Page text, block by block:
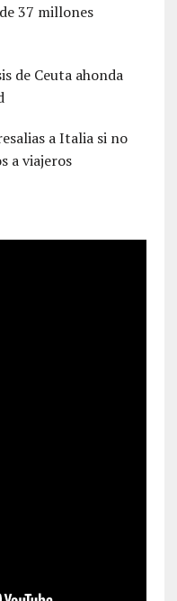
37 millones
de Ceuta ahonda
a Italia si no
a viajeros